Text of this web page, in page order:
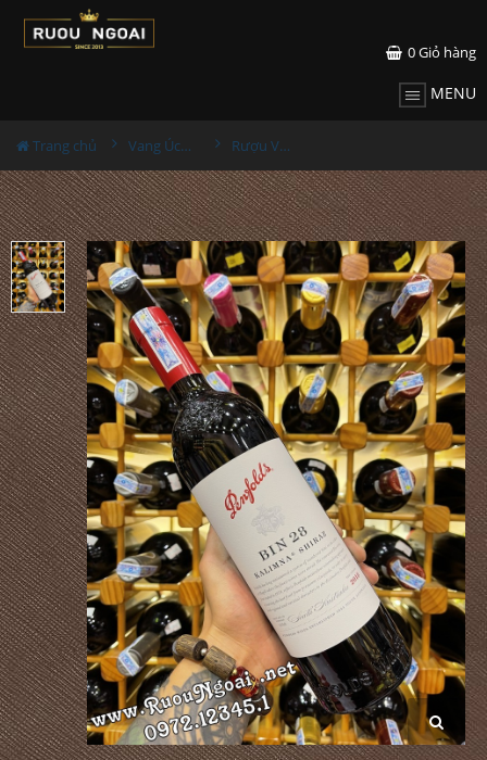
0Giỏ hàng
MENU
Trang chủ Vang Úc - Australia Rượu Vang Úc Penfolds Bin 28 Shiraz